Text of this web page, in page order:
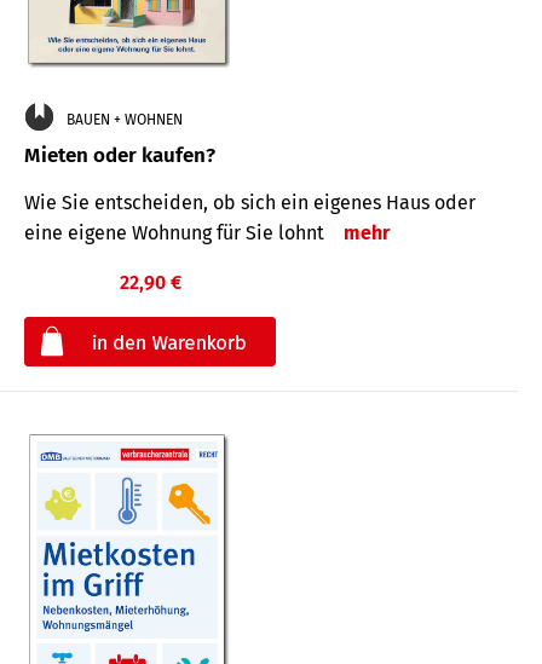
BAUEN + WOHNEN
Mieten oder kaufen?
Wie Sie entscheiden, ob sich ein eigenes Haus oder
eine eigene Wohnung für Sie lohnt
mehr
22,90 €